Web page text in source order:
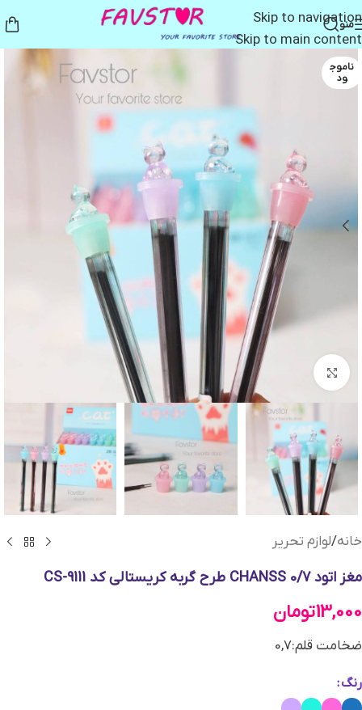
Skip to navigation
Skip to main content
منو
ناموج
ود
بزرگنمایی تصویر
خانه/لوازم تحریر
مغز اتود 0/7 CHANSS طرح گربه کریستالی کد CS-9111
13,000تومان
ضخامت قلم:0,7
رنگ